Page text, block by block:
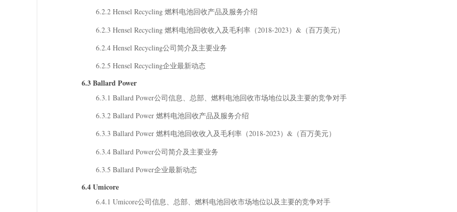
6.2.2 Hensel Recycling 燃料电池回收产品及服务介绍
6.2.3 Hensel Recycling 燃料电池回收收入及毛利率（2018-2023）&（百万美元）
6.2.4 Hensel Recycling公司简介及主要业务
6.2.5 Hensel Recycling企业最新动态
6.3 Ballard Power
6.3.1 Ballard Power公司信息、总部、燃料电池回收市场地位以及主要的竞争对手
6.3.2 Ballard Power 燃料电池回收产品及服务介绍
6.3.3 Ballard Power 燃料电池回收收入及毛利率（2018-2023）&（百万美元）
6.3.4 Ballard Power公司简介及主要业务
6.3.5 Ballard Power企业最新动态
6.4 Umicore
6.4.1 Umicore公司信息、总部、燃料电池回收市场地位以及主要的竞争对手